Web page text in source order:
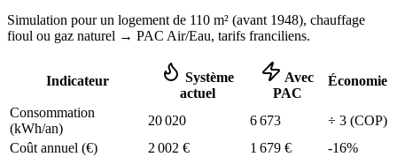
Simulation pour un logement de 110 m² (avant 1948), chauffage
fioul ou gaz naturel → PAC Air/Eau, tarifs franciliens.
Indicateur
Système
actuel
Avec
PAC
Économie
Consommation
(kWh/an)
20 020 6 673 ÷ 3 (COP)
Coût annuel (€)
2 002 € 1 679 € -16%